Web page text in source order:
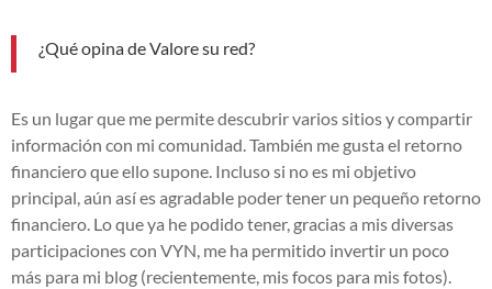
¿Qué opina de Valore su red?
Es un lugar que me permite descubrir varios sitios y compartir
información con mi comunidad. También me gusta el retorno
financiero que ello supone. Incluso si no es mi objetivo
principal, aún así es agradable poder tener un pequeño retorno
financiero. Lo que ya he podido tener, gracias a mis diversas
participaciones con VYN, me ha permitido invertir un poco
más para mi blog (recientemente, mis focos para mis fotos).